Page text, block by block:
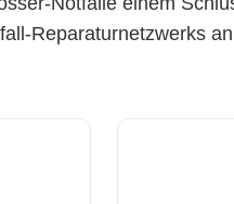
Reparaturnetzwerks